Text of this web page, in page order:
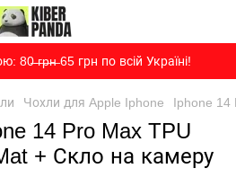
̶г̶р̶н̶ 65 грн по всій Україні!
Чохли для Apple Iphone Iphone 14
14 Pro Max TPU
+ Скло на камеру